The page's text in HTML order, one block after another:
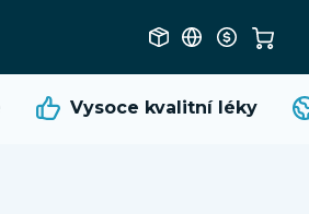
Vysoce kvalitníléky